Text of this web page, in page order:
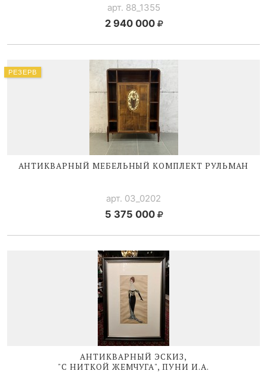
арт. 88_1355
2 940 000
АНТИКВАРНЫЙ МЕБЕЛЬНЫЙ КОМПЛЕКТ РУЛЬМАН
арт. 03_0202
5 375 000
РЕЗЕРВ
АНТИКВАРНЫЙ ЭСКИЗ,
"С НИТКОЙ ЖЕМЧУГА", ПУНИ И.А.